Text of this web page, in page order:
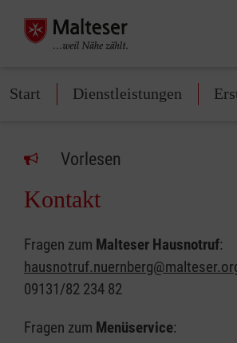
Start Dienstleistungen
Vorlesen
Kontakt
Fragen zum Malteser Hausnotruf:
09131/82 234 82
Fragen zum Menüservice: